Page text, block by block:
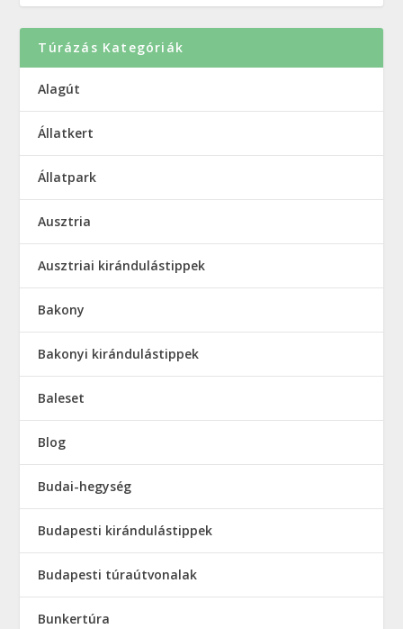
Túrázás Kategóriák
Alagút
Állatkert
Állatpark
Ausztria
Ausztriai kirándulástippek
Bakony
Bakonyi kirándulástippek
Baleset
Blog
Budai-hegység
Budapesti kirándulástippek
Budapesti túraútvonalak
Bunkertúra